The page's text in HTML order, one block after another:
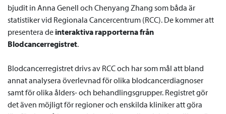
bjudit in Anna Genell och Chenyang Zhang som båda är
statistiker vid Regionala Cancercentrum (RCC). De kommer att
presentera de interaktiva rapporterna från
Blodcancerregistret.
Blodcancerregistret drivs av RCC och har som mål att bland
annat analysera överlevnad för olika blodcancerdiagnoser
samt för olika ålders- och behandlingsgrupper. Registret gör
det även möjligt för regioner och enskilda kliniker att göra